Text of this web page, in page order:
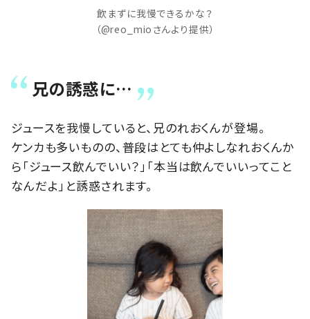
飲まずに我慢できるかな？
（@reo_mioさんより提供）
兄の誘惑に…
ジュースを我慢していると、兄のれおくんが登場。
ケンカも多いものの、普段はとても仲よしなれおくんか
ら「ジュース飲んでいい？」「本当は飲んでいいってこと
なんだよ」と誘惑されます。